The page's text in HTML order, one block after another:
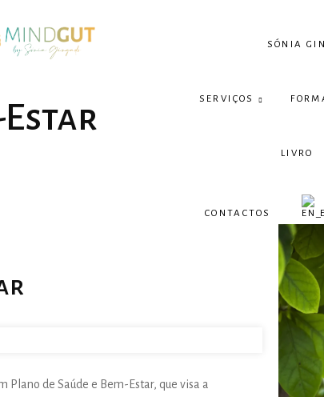
SÓNIA
SERVIÇOS
LIVRO
CONTACTOS
Estar
Plano de Saúde e Bem-Estar, que visa a